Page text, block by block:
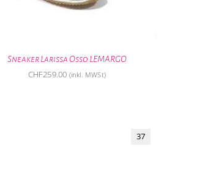
Sneaker Larissa Osso LEMARGO
CHF259.00 (inkl. MWSt)
37